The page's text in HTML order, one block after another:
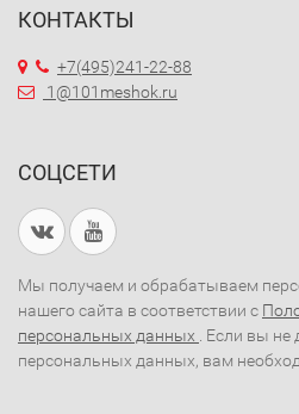
КОНТАКТЫ
+7(495)241-22-88
1@101meshok.ru
СОЦСЕТИ
Мы получаем и обрабатываем
нашего сайта в соответствии с
персональных данных . Если вы не
персональных данных, вам